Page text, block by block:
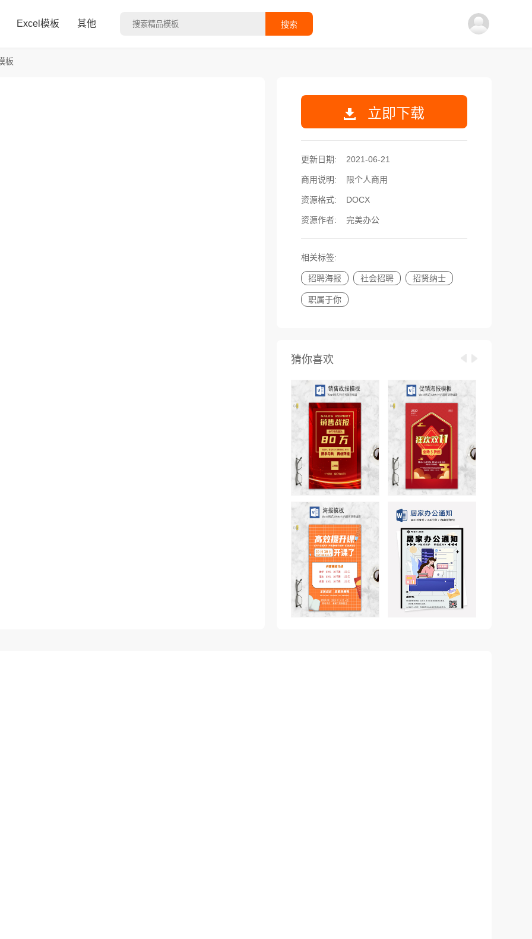
Excel模板 其他 搜索
板
立即下载
更新日期: 2021-06-21
商用说明: 限个人商用
资源格式: DOCX
资源作者: 完美办公
相关标签:
招聘海报 社会招聘 招贤纳士
职属于你
猜你喜欢